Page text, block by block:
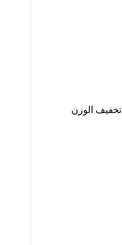
تخفيف الوزن